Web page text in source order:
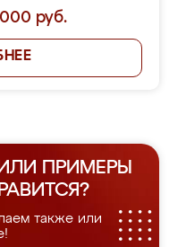
руб.
ПРИМЕРЫ
также или